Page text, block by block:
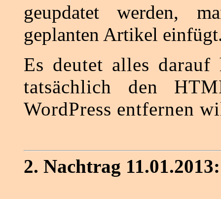
geupdatet werden,
geplanten Artikel
Es deutet alles
tatsächlich den
WordPress entfernen
2. Nachtrag 11.01.2013: